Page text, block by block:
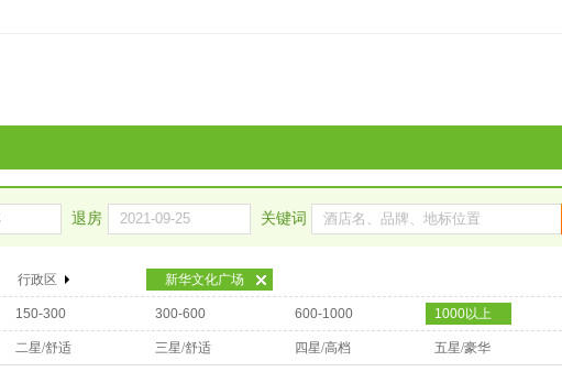
退房 关键词
行政区 新华文化广场
150-300 300-600 600-1000 1000以上
二星/舒适 三星/舒适 四星/高档 五星/豪华